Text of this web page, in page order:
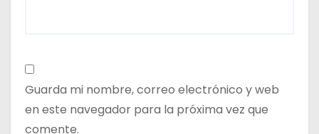
Guarda mi nombre, correo electrónico y web
en este navegador para la próxima vez que
comente.